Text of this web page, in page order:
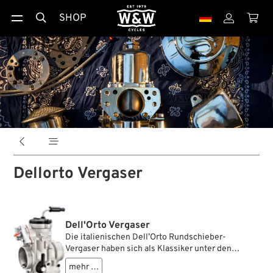
 SHOP  
 
Dellorto Vergaser
Dell'Orto Vergaser
Die italienischen Dell’Orto Rundschieber-
Vergaser haben sich als Klassiker unter den
Custom-Vergasern für Harley-Davidson etabliert.
mehr …